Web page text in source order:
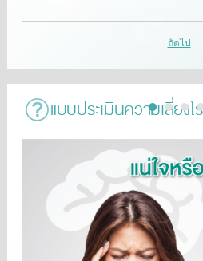
ถัดไป
แบบประเมินความเสี่ยง